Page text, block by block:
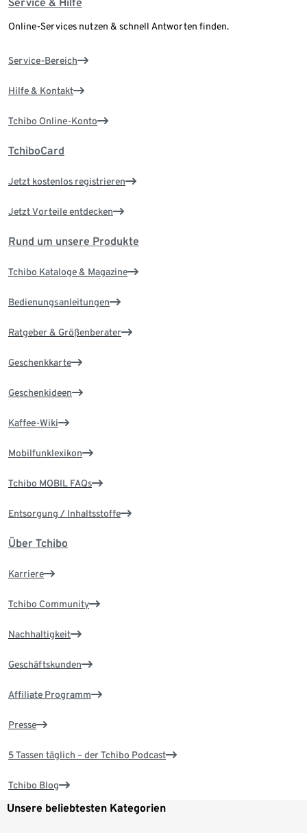
Service & Hilfe
Online-Services nutzen & schnell Antworten finden.
Service-Bereich
Hilfe & Kontakt
Tchibo Online-Konto
TchiboCard
Jetzt kostenlos registrieren
Jetzt Vorteile entdecken
Rund um unsere Produkte
Tchibo Kataloge & Magazine
Bedienungsanleitungen
Ratgeber & Größenberater
Geschenkkarte
Geschenkideen
Kaffee-Wiki
Mobilfunklexikon
Tchibo MOBIL FAQs
Entsorgung / Inhaltsstoffe
Über Tchibo
Karriere
Tchibo Community
Nachhaltigkeit
Geschäftskunden
Affiliate Programm
Presse
5 Tassen täglich – der Tchibo Podcast
Tchibo Blog
Unsere beliebtesten Kategorien